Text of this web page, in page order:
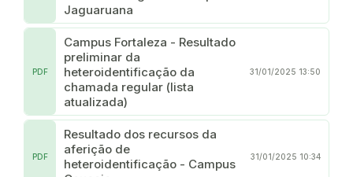
Jaguaruana
Campus Fortaleza - Resultado
preliminar da
heteroidentificação da
chamada regular (lista
atualizada)
PDF 31/01/2025 13:50
Resultado dos recursos da
aferição de
heteroidentificação - Campus
PDF 31/01/2025 10:34